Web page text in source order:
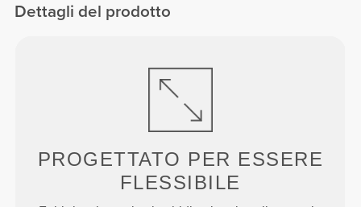
Dettagli del prodotto
PROGETTATO PER ESSERE
FLESSIBILE